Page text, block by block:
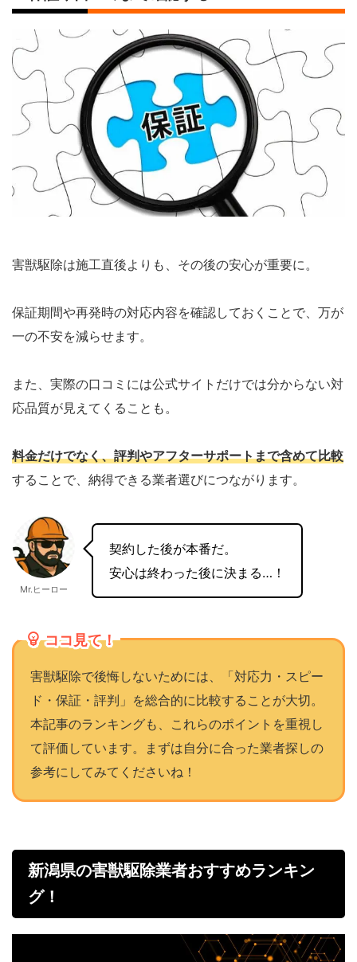
害獣駆除は施工直後よりも、その後の安心が重要に。
保証期間や再発時の対応内容を確認しておくことで、万が
一の不安を減らせます。
また、実際の口コミには公式サイトだけでは分からない対
応品質が見えてくることも。
料金だけでなく、評判やアフターサポートまで含めて比較
することで、納得できる業者選びにつながります。
Mr.ヒーロー
契約した後が本番だ。
安心は終わった後に決まる…！
ココ見て！
害獣駆除で後悔しないためには、「対応力・スピー
ド・保証・評判」を総合的に比較することが大切。
本記事のランキングも、これらのポイントを重視し
て評価しています。まずは自分に合った業者探しの
参考にしてみてくださいね！
新潟県の害獣駆除業者おすすめランキン
グ！